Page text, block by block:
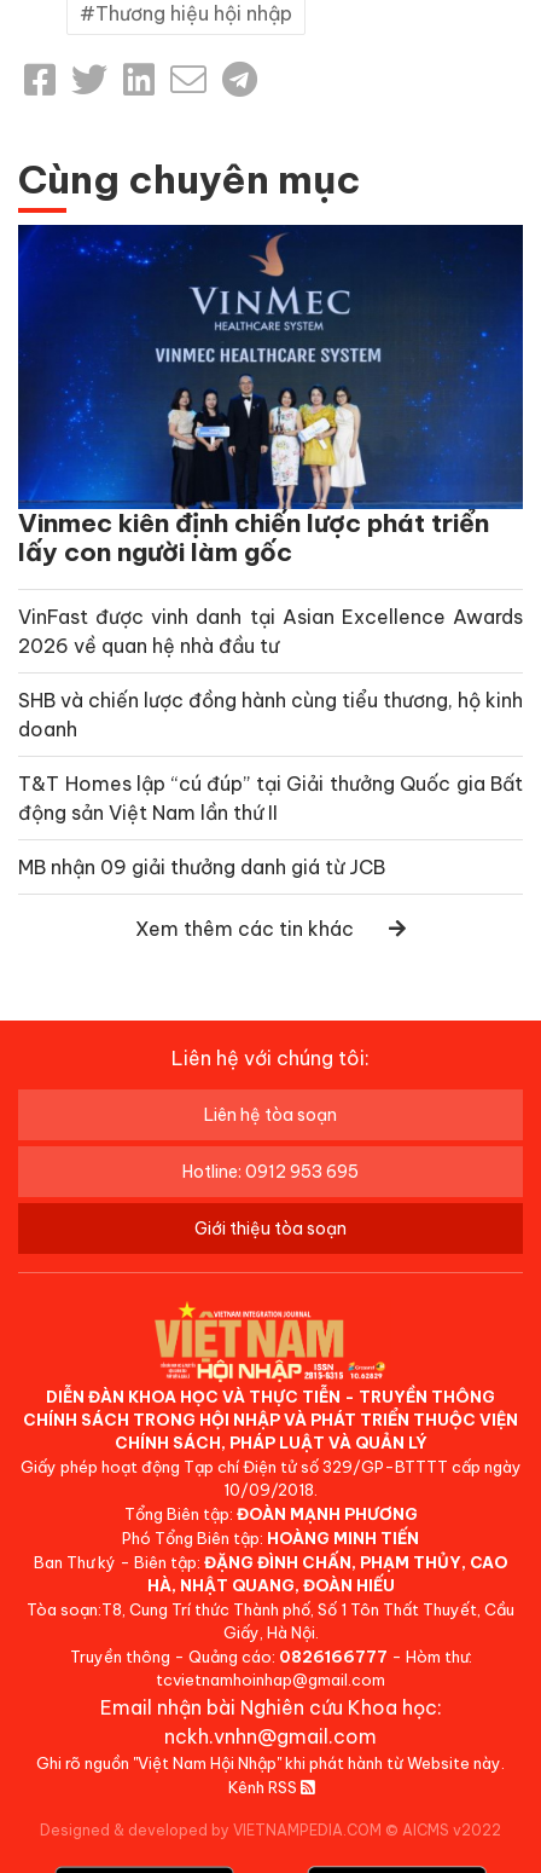
Thương hiệu hội nhập
Cùng chuyên mục
Vinmec kiên định chiến lược phát triển
lấy con người làm gốc
VinFast được vinh danh tại Asian Excellence Awards
2026 về quan hệ nhà đầu tư
SHB và chiến lược đồng hành cùng tiểu thương, hộ kinh
doanh
T&T Homes lập “cú đúp” tại Giải thưởng Quốc gia Bất
động sản Việt Nam lần thứ II
MB nhận 09 giải thưởng danh giá từ JCB
Xem thêm các tin khác
Liên hệ với chúng tôi:
Liên hệ tòa soạn
Hotline: 0912 953 695
Giới thiệu tòa soạn
DIỄN ĐÀN KHOA HỌC VÀ THỰC TIỄN - TRUYỀN THÔNG
CHÍNH SÁCH TRONG HỘI NHẬP VÀ PHÁT TRIỂN THUỘC VIỆN
CHÍNH SÁCH, PHÁP LUẬT VÀ QUẢN LÝ
Giấy phép hoạt động Tạp chí Điện tử số 329/GP-BTTTT cấp ngày
10/09/2018.
Tổng Biên tập: ĐOÀN MẠNH PHƯƠNG
Phó Tổng Biên tập: HOÀNG MINH TIẾN
Ban Thư ký - Biên tập: ĐẶNG ĐÌNH CHẤN, PHẠM THỦY, CAO
HÀ, NHẬT QUANG, ĐOÀN HIẾU
Tòa soạn:T8, Cung Trí thức Thành phố, Số 1 Tôn Thất Thuyết, Cầu
Giấy, Hà Nội.
Truyền thông - Quảng cáo: 0826166777 - Hòm thư:
tcvietnamhoinhap@gmail.com
Email nhận bài Nghiên cứu Khoa học:
nckh.vnhn@gmail.com
Ghi rõ nguồn "Việt Nam Hội Nhập" khi phát hành từ Website này.
Kênh RSS
Designed & developed by VIETNAMPEDIA.COM © AICMS v2022